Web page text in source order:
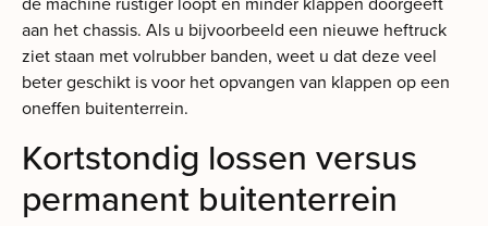
aan het chassis. Als u bijvoorbeeld een nieuwe heftruck
ziet staan met volrubber banden, weet u dat deze veel
beter geschikt is voor het opvangen van klappen op een
oneffen buitenterrein.
Kortstondig lossen versus
permanent buitenterrein